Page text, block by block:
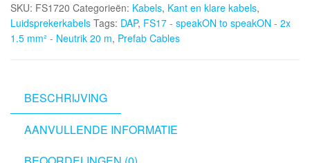
to
speakON
-
mm²
-
Neutrik
SKU: FS1720 Categorieën: Kabels, Kant en klare kabels,
Luidsprekerkabels Tags: DAP, FS17 - speakON to speakON - 2x
1.5 mm² - Neutrik 20 m, Prefab Cables
BESCHRIJVING
AANVULLENDE INFORMATIE